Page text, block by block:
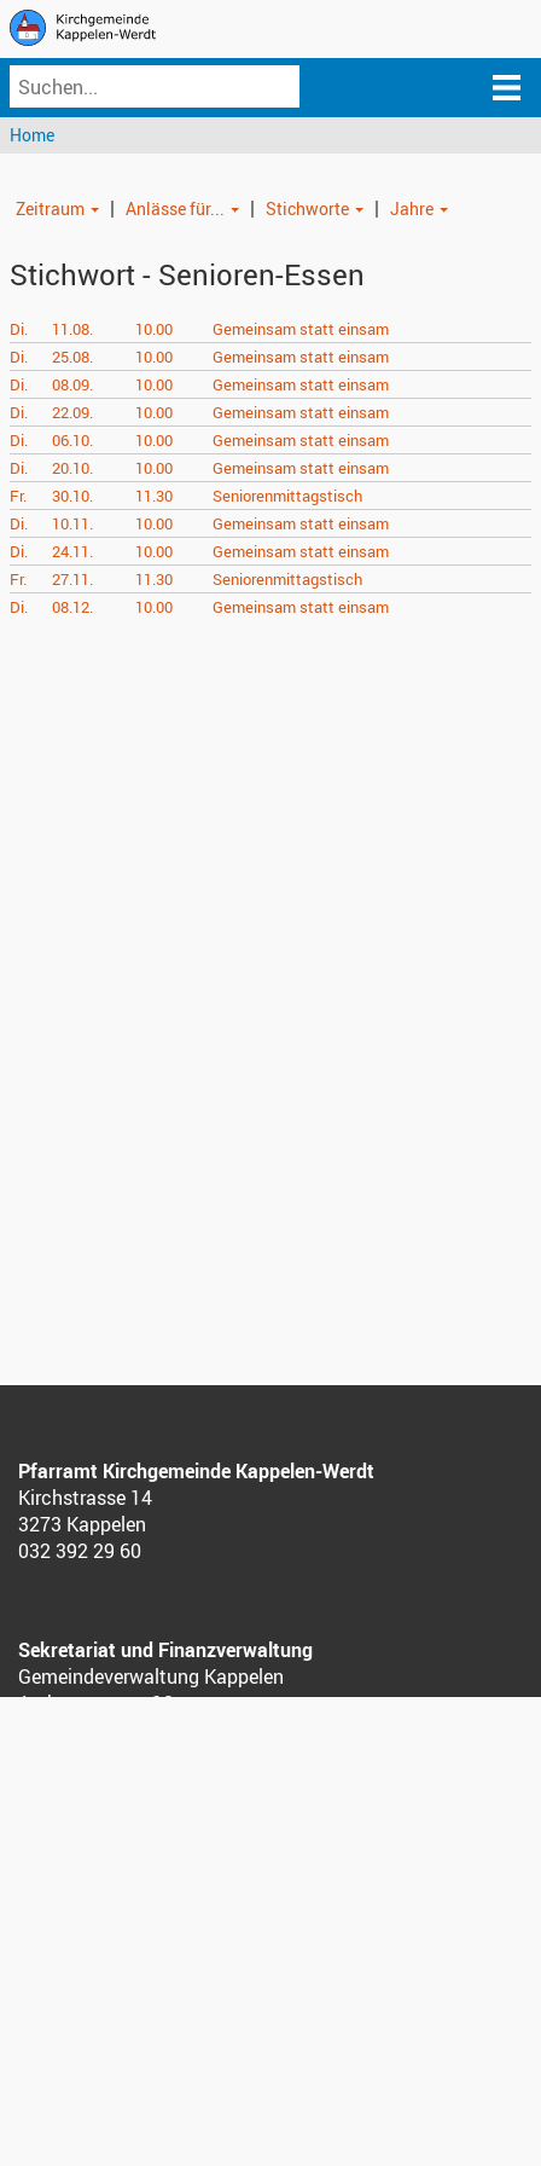
Home
Zeitraum | Anlässe für... | Stichworte | Jahre
Stichwort - Senioren-Essen
Di. 11.08. 10.00
Gemeinsam statt einsam
Di.
25.08. 10.00
Gemeinsam statt einsam
Di.
08.09. 10.00
Gemeinsam statt einsam
Di.
22.09. 10.00
Gemeinsam statt einsam
Di.
06.10. 10.00
Gemeinsam statt einsam
Di.
20.10. 10.00
Gemeinsam statt einsam
Fr.
30.10. 11.30
Seniorenmittagstisch
Di.
10.11. 10.00
Gemeinsam statt einsam
Di.
24.11. 10.00
Gemeinsam statt einsam
Fr.
27.11. 11.30
Seniorenmittagstisch
Di.
08.12. 10.00 Gemeinsam statt einsam
Pfarramt Kirchgemeinde Kappelen-Werdt
Kirchstrasse 14
3273 Kappelen
032 392 29 60
Sekretariat und Finanzverwaltung
Gemeindeverwaltung Kappelen
Aarbergstrasse 12